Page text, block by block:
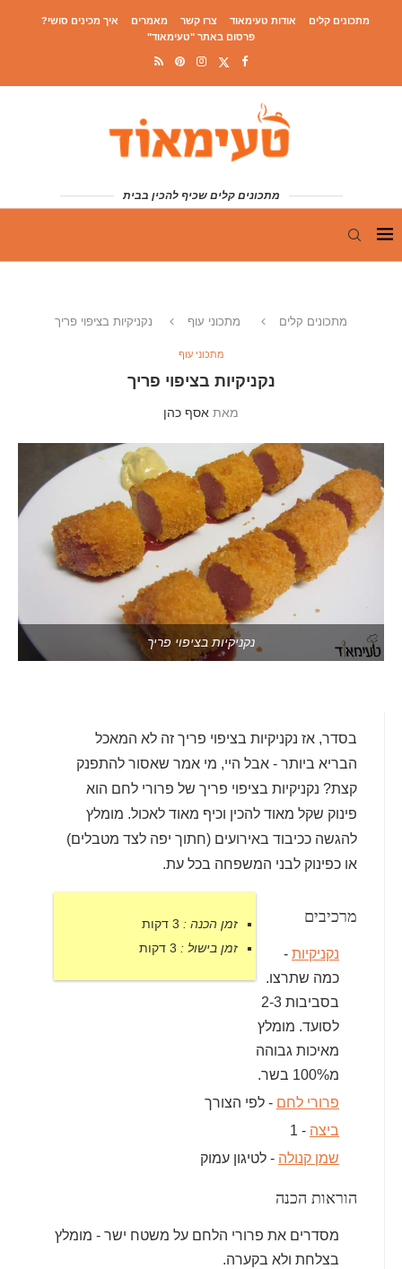
מתכונים קלים אודות טעימאוד צרו קשר מאמרים
איך מכינים סושי?
פרסום באתר "טעימאוד"
מתכונים קלים שכיף להכין בבית
מתכונים קלים מתכוני עוף נקניקיות בציפוי פריך
מתכוני עוף
נקניקיות בציפוי פריך
מאת אסף כהן
נקניקיות בציפוי פריך
בסדר, אז נקניקיות בציפוי פריך זה לא המאכל
הבריא ביותר - אבל היי, מי אמר שאסור להתפנק
קצת? נקניקיות בציפוי פריך של פרורי לחם הוא
פינוק שקל מאוד להכין וכיף מאוד לאכול. מומלץ
להגשה ככיבוד באירועים (חתוך יפה לצד מטבלים)
או כפינוק לבני המשפחה בכל עת.
זמן הכנה : 3 דקות
זמן בישול : 3 דקות
מרכיבים
נקניקיות -
כמה שתרצו.
בסביבות 2-3
לסועד. מומלץ
מאיכות גבוהה
מ100% בשר.
פרורי לחם - לפי הצורך
ביצה - 1
שמן קנולה - לטיגון עמוק
הוראות הכנה
מסדרים את פרורי הלחם על משטח ישר - מומלץ
בצלחת ולא בקערה.